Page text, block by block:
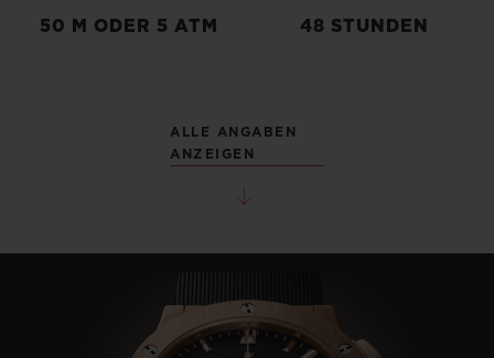
50 M ODER 5 ATM 48 STUNDEN
ALLE ANGABEN
ANZEIGEN